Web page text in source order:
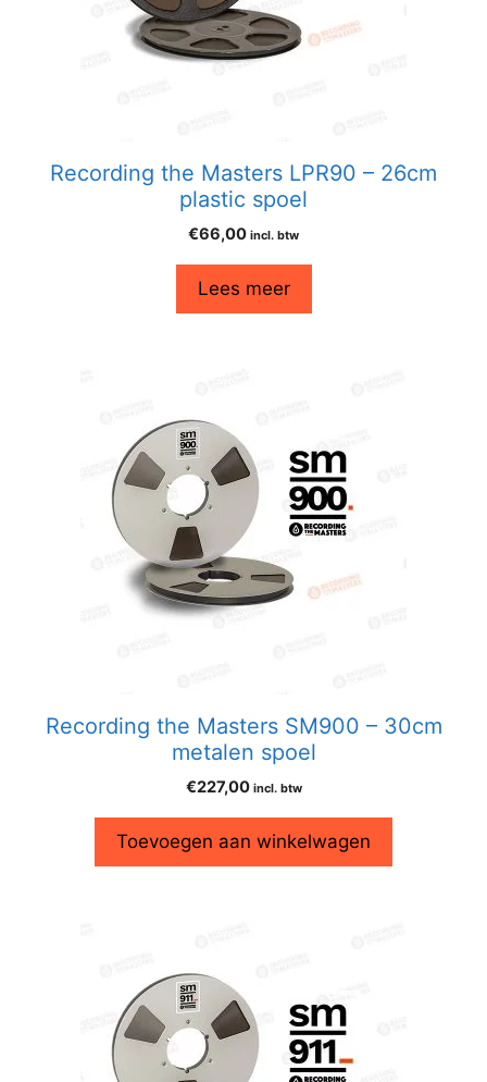
Recording the Masters LPR90 – 26cm
plastic spoel
€66,00 incl. btw
Lees meer
Recording the Masters SM900 – 30cm
metalen spoel
€227,00 incl. btw
Toevoegen aan winkelwagen